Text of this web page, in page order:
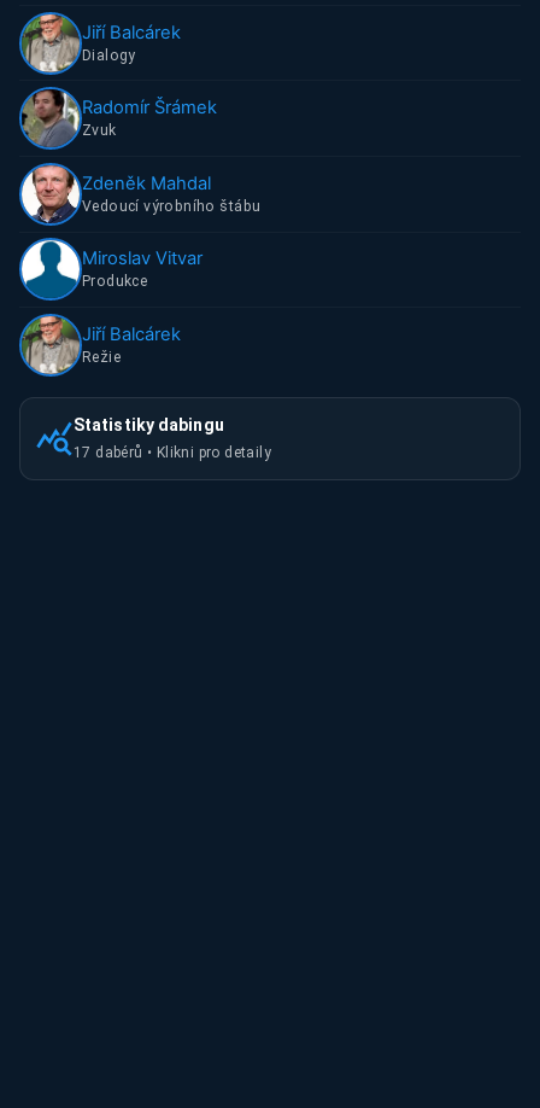
Jiří Balcárek
Dialogy
Radomír Šrámek
Zvuk
Zdeněk Mahdal
Vedoucí výrobního štábu
Miroslav Vitvar
Produkce
Jiří Balcárek
Režie
Statistiky dabingu
17 dabérů • Klikni pro detaily